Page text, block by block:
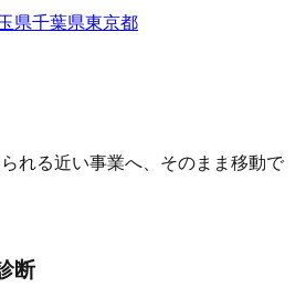
県千葉県東京都
れる近い事業へ、そのまま移動で
断